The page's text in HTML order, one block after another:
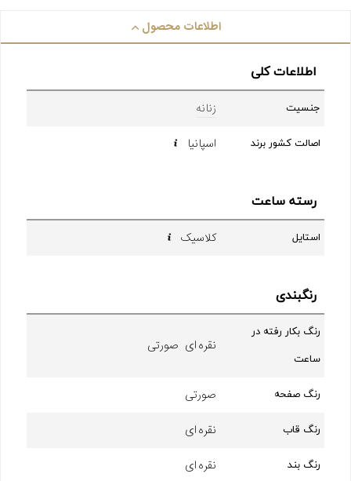
اطلاعات محصول
اطلاعات کلی
جنسیت زنانه
اصالت کشور برند اسپانیا
رسته ساعت
استایل کلاسیک
رنگبندی
رنگ بکار رفته در
ساعت
نقره ای صورتی
رنگ صفحه صورتی
رنگ قاب نقره ای
رنگ بند نقره ای